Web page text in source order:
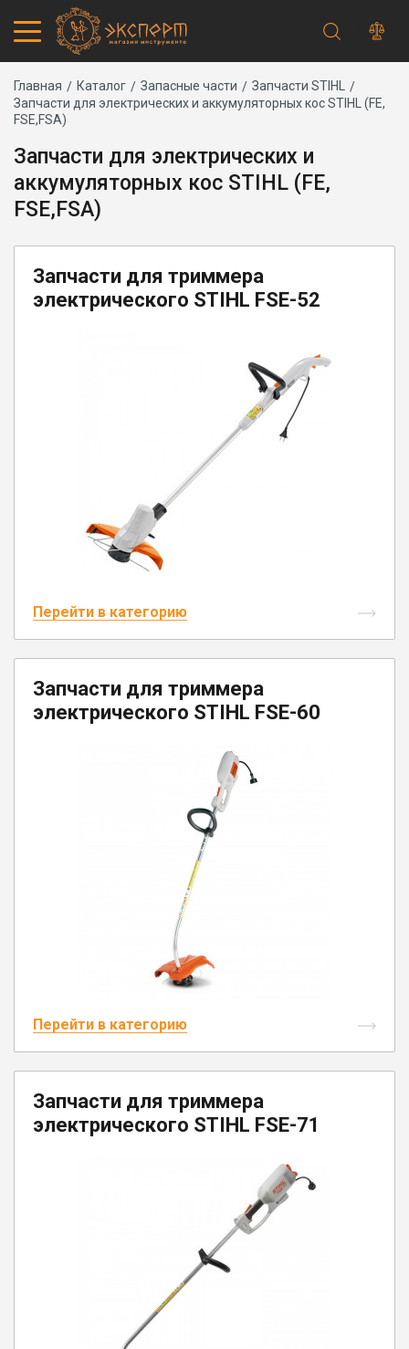
Каталог товаров
Запчасти
Основная
навигация
Получение и оплата
Самовывоз
Доставка транспортной компанией
Сервисный центр
Заточка и ремонт цепей бензопил и электропил
Заточка ножей газонокосилок
Строка
навигации
Главная Каталог Запасные части
Запчасти STIHL
Запчасти для электрических и аккумуляторных кос STIHL (FE,
FSE,FSA)
Запчасти для электрических и
аккумуляторных кос STIHL (FE,
FSE,FSA)
Запчасти для триммера
электрического STIHL FSE-52
Перейти в категорию
Запчасти для триммера
электрического STIHL FSE-60
Перейти в категорию
Запчасти для триммера
электрического STIHL FSE-71